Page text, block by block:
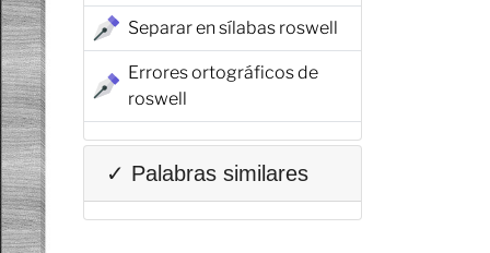
Separar en sílabas roswell
Errores ortográficos de
roswell
✓ Palabras similares